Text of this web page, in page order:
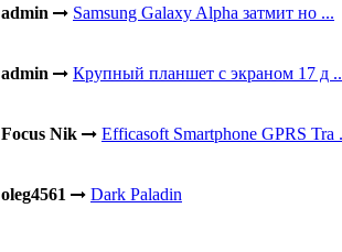
admin Samsung Galaxy Alpha затмит но ...
admin Крупный планшет с экраном 17 д
Focus Nik Efficasoft Smartphone GPRS Tra
oleg4561 Dark Paladin